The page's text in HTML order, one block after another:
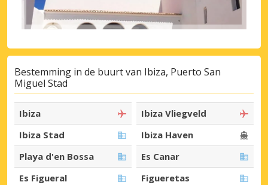
Bestemming in de buurt van Ibiza, Puerto San
Miguel Stad
Ibiza
Ibiza Vliegveld
Ibiza Stad
Ibiza Haven
Playa d'en Bossa
Es Canar
Es Figueral
Figueretas